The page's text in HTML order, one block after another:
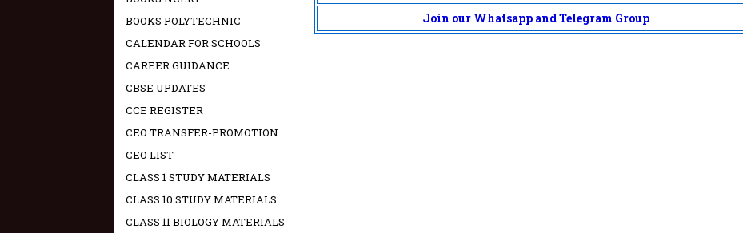
Join our Whatsapp and Telegram Group
BOOKS POLYTECHNIC
CALENDAR FOR SCHOOLS
CAREER GUIDANCE
CBSE UPDATES
CCE REGISTER
CEO TRANSFER-PROMOTION
CEO LIST
CLASS 1 STUDY MATERIALS
CLASS 10 STUDY MATERIALS
CLASS 11 BIOLOGY MATERIALS